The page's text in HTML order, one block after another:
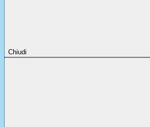
Chiudi